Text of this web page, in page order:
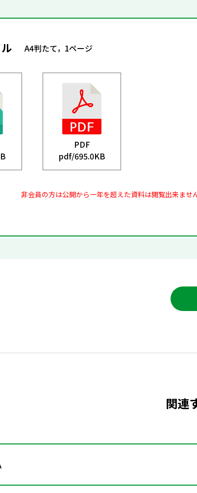
A4判たて，1ページ
PDF
pdf/695.0KB
非会員の方は公開から一年を超えた資料は閲覧出来ません
関連